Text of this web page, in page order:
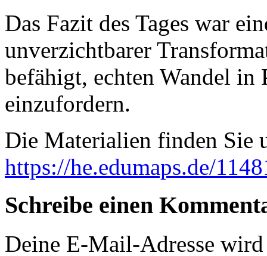
Das Fazit des Tages war
unverzichtbarer
befähigt, echten Wandel
einzufordern.
Die Materialien finden Sie
https://he.edumaps.de/
Schreibe einen
Deine E-Mail-Adresse